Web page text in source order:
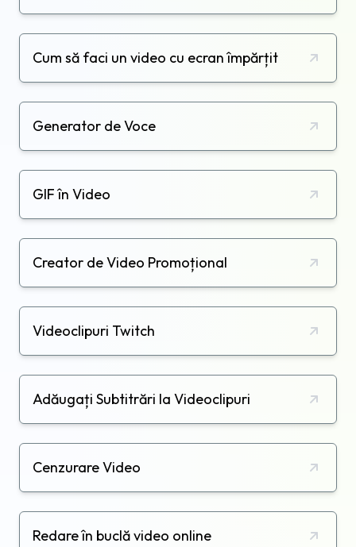
Cum să faci un video cu ecran împărțit
Generator de Voce
GIF în Video
Creator de Video Promoțional
Videoclipuri Twitch
Adăugați Subtitrări la Videoclipuri
Cenzurare Video
Redare în buclă video online